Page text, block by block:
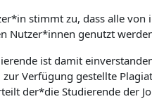
stimmt zu, dass alle
Nutzer*innen genutzt
ist damit
zur Verfügung gestellte
der*die Studierende der